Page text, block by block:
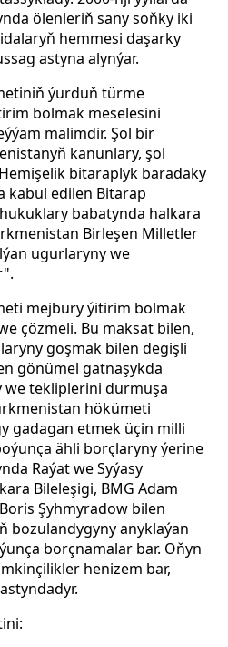
ölenleriň sany soňky iki
hemmesi daşarky
astyna alynýar.
ýurduň türme
bolmak meselesini
mälimdir. Şol bir
kanunlary, şol
bitaraplyk baradaky
kabul edilen Bitarap
babatynda halkara
Birleşen Milletler
ugurlaryny we
mejbury ýitirim bolmak
çözmeli. Bu maksat bilen,
goşmak bilen degişli
gönümel gatnaşykda
we tekliplerini durmuşa
hökümeti
gadagan etmek üçin milli
ähli borçlaryny ýerine
Raýat we Syýasy
Bileleşigi, BMG Adam
Şyhmyradow bilen
bozulandygyny anyklaýan
borçnamalar bar. Oňyn
henizem bar,